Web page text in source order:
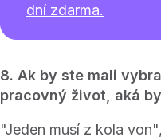
dní zdarma.
8. Ak by ste mali
pracovný život, aká
"Jeden musí z kola